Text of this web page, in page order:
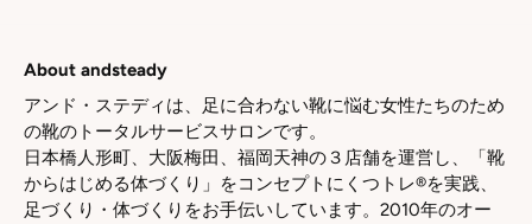
About andsteady
アンド・ステディは、足に合わない靴に悩む女性たちのため
の靴のトータルサービスサロンです。
日本橋人形町、大阪梅田、福岡天神の３店舗を運営し、「靴
からはじめる体づくり」をコンセプトにくつトレ®を実践、
足づくり・体づくりをお手伝いしています。2010年のオー